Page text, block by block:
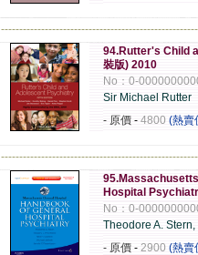
94.Rutter's Child
裝版) 2010
No：0-
Sir Michael Rutter
- 原價 - 4800 (熱賣
Hospital
No：0-
Theodore A. Stern,
- 原價 - 2900 (熱賣